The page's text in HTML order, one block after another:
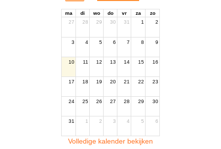
ma di wo do vr za
zo
27
28 29 30 31 1 2
3 4 5 6 7 8 9
10 11 12 13 14 15 16
17 18 19 20 21 22 23
24 25 26 27 28 29 30
31 1 2 3 4 5 6
Volledige kalender bekijken